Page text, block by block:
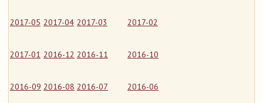
2017-05 2017-04 2017-03 2017-02
2017-01 2016-12 2016-11 2016-10
2016-09 2016-08 2016-07 2016-06